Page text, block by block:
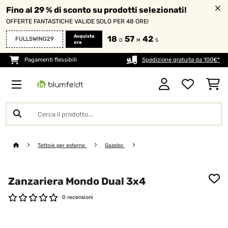
Fino al 29 % di sconto su prodotti selezionati!
OFFERTE FANTASTICHE VALIDE SOLO PER 48 ORE!
FULLSWING29
Acquista
ora
18 O 57 M 42 S
Pagamenti flessibili Spedizione gratuita da 100€*
Tettoie per esterno Gazebo
Zanzariera Mondo Dual 3x4
0 recensioni